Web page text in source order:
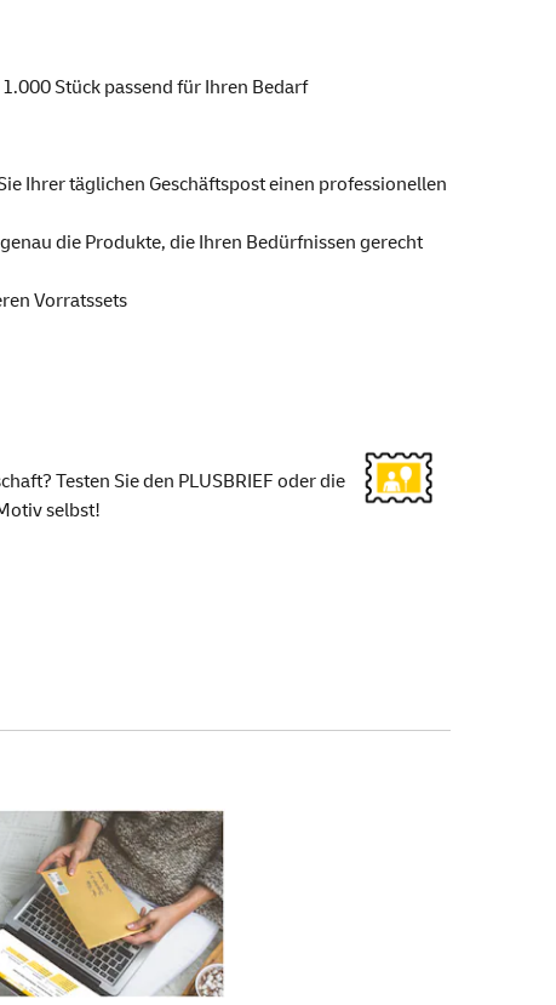
Stück passend für Ihren Bedarf
Ihrer täglichen Geschäftspost einen professionellen
die Produkte, die Ihren Bedürfnissen gerecht
Vorratssets
Testen Sie den PLUSBRIEF oder die
selbst!